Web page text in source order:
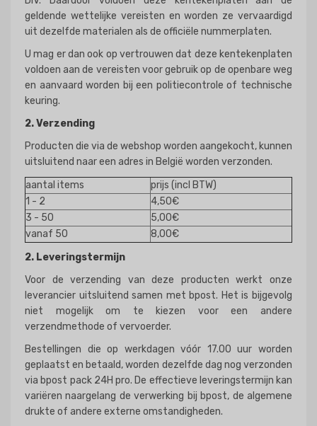
geldende wettelijke vereisten en worden ze vervaardigd
uit dezelfde materialen als de officiële nummerplaten.
U mag er dan ook op vertrouwen dat deze kentekenplaten
voldoen aan de vereisten voor gebruik op de openbare weg
en aanvaard worden bij een politiecontrole of technische
keuring.
2. Verzending
Producten die via de webshop worden aangekocht, kunnen
uitsluitend naar een adres in België worden verzonden.
aantal items
prijs (incl BTW)
1 - 2
4,50€
3 - 50
5,00€
vanaf 50
8,00€
2. Leveringstermijn
Voor de verzending van deze producten werkt onze
leverancier uitsluitend samen met bpost. Het is bijgevolg
niet mogelijk om te kiezen voor een andere
verzendmethode of vervoerder.
Bestellingen die op werkdagen vóór 17.00 uur worden
geplaatst en betaald, worden dezelfde dag nog verzonden
via bpost pack 24H pro. De effectieve leveringstermijn kan
variëren naargelang de verwerking bij bpost, de algemene
drukte of andere externe omstandigheden.